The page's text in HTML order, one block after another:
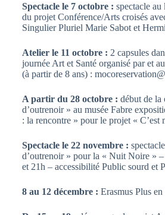
Spectacle le 7 octobre : spectacle au
du projet Conférence/Arts croisés
Singulier Pluriel Marie Sabot et
Atelier le 11 octobre : 2 capsules
journée Art et Santé organisé par et
(à partir de 8 ans) :
A partir du 28 octobre : début de la
d’outrenoir » au musée Fabre
: la rencontre » pour le projet « C’est
Spectacle le 22 novembre :
d’outrenoir » pour la « Nuit Noire » –
et 21h – accessibilité Public sourd et
8 au 12 décembre : Erasmus Plus